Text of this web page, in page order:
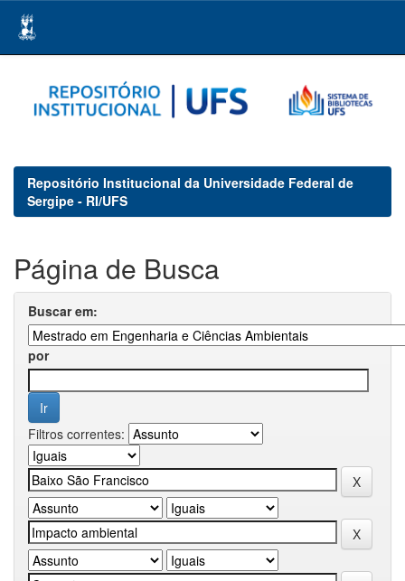
navigation
Repositório Institucional da Universidade Federal de
Sergipe - RI/UFS
Página de Busca
Buscar em:
por
Filtros correntes: